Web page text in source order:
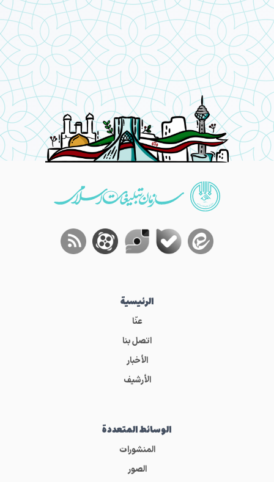
الرئيسية
عنّا
اتصل بنا
الأخبار
الأرشيف
الوسائط المتعددة
المنشورات
الصور